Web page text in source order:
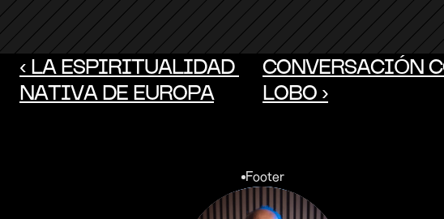
‹ LA ESPIRITUALIDAD
NATIVA DE EUROPA
CONVERSACIÓN
LOBO ›
Footer